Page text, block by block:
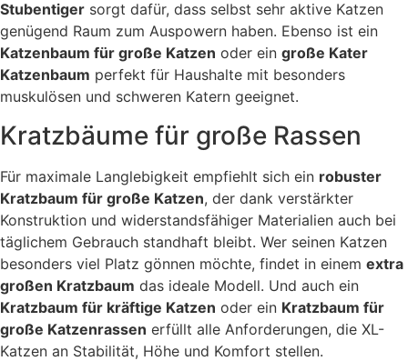
l
ä
c
h
e
n
M
e
g
e
Stubentiger sorgt dafür, dass selbst sehr aktive Katzen
genügend Raum zum Auspowern haben. Ebenso ist ein
Katzenbaum für große Katzen oder ein große Kater
Katzenbaum perfekt für Haushalte mit besonders
muskulösen und schweren Katern geeignet.
Kratzbäume für große Rassen
Für maximale Langlebigkeit empfiehlt sich ein robuster
Kratzbaum für große Katzen, der dank verstärkter
Konstruktion und widerstandsfähiger Materialien auch bei
täglichem Gebrauch standhaft bleibt. Wer seinen Katzen
besonders viel Platz gönnen möchte, findet in einem extra
großen Kratzbaum das ideale Modell. Und auch ein
Kratzbaum für kräftige Katzen oder ein Kratzbaum für
große Katzenrassen erfüllt alle Anforderungen, die XL-
Katzen an Stabilität, Höhe und Komfort stellen.